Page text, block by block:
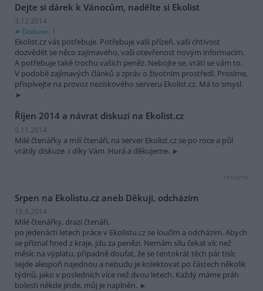
Dejte si dárek k Vánocům, nadělte si Ekolist
3.12.2014
Diskuse: 1
Ekolist.cz vás potřebuje. Potřebuje vaši přízeň, vaši chtivost
dozvědět se něco zajímavého, vaši otevřenost novým informacím.
A potřebuje také trochu vašich peněz. Nebojte se, vrátí se vám to.
V podobě zajímavých článků a zpráv o životním prostředí. Prosíme,
přispívejte na provoz neziskového serveru Ekolist.cz. Má to smysl.
Říjen 2014 a návrat diskuzí na Ekolist.cz
5.11.2014
Milé čtenářky a milí čtenáři, na server Ekolist.cz se po roce a půl
vrátily diskuze. I díky Vám. Hurá a děkujeme.
reklama
Srpen na Ekolistu.cz aneb Děkuji, odcházím
18.8.2014
Milé čtenářky, drazí čtenáři,
po jedenácti letech práce v Ekolistu.cz se loučím a odcházím. Abych
se přiznal hned z kraje, jdu za penězi. Nemám sílu čekat víc než
měsíc na výplatu, případně doufat, že se tentokrát těch pár tisíc
sejde alespoň najednou a nebudu je kolektovat po částech několik
týdnů, jako v posledních více než dvou letech. Každý máme práh
bolesti někde jinde, můj je naplněn.